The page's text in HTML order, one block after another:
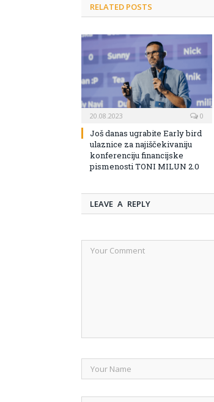
RELATED POSTS
20.08.2023 0
Još danas ugrabite Early bird
ulaznice za najiščekivaniju
konferenciju financijske
pismenosti TONI MILUN 2.0
LEAVE A REPLY